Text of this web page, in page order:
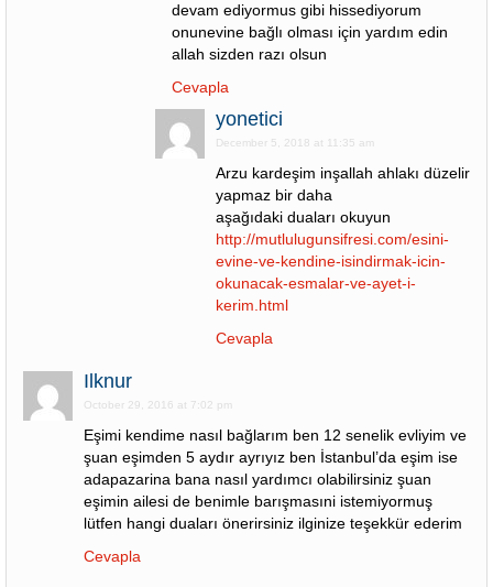
devam ediyormus gibi hissediyorum
onunevine bağlı olması için yardım edin
allah sizden razı olsun
Cevapla
yonetici
December 5, 2018 at 11:35 am
Arzu kardeşim inşallah ahlakı düzelir
yapmaz bir daha
aşağıdaki duaları okuyun
http://mutlulugunsifresi.com/esini-
evine-ve-kendine-isindirmak-icin-
okunacak-esmalar-ve-ayet-i-
kerim.html
Cevapla
Ilknur
October 29, 2016 at 7:02 pm
Eşimi kendime nasıl bağlarım ben 12 senelik evliyim ve
şuan eşimden 5 aydır ayrıyız ben İstanbul’da eşim ise
adapazarina bana nasıl yardımcı olabilirsiniz şuan
eşimin ailesi de benimle barışmasıni istemiyormuş
lütfen hangi duaları önerirsiniz ilginize teşekkür ederim
Cevapla